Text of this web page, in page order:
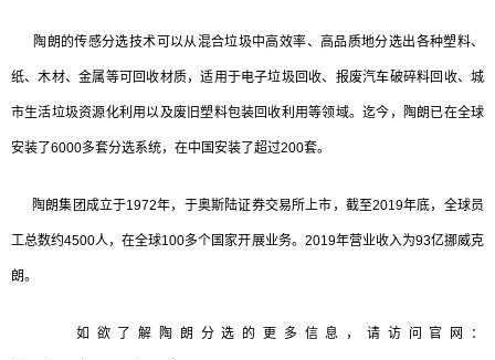
陶朗的传感分选技术可以从混合垃圾中高效率、高品质地分选出各种塑料、
纸、木材、金属等可回收材质，适用于电子垃圾回收、报废汽车破碎料回收、城
市生活垃圾资源化利用以及废旧塑料包装回收利用等领域。迄今，陶朗已在全球
安装了6000多套分选系统，在中国安装了超过200套。
陶朗集团成立于1972年，于奥斯陆证券交易所上市，截至2019年底，全球员
工总数约4500人，在全球100多个国家开展业务。2019年营业收入为93亿挪威克
朗。
如欲了解陶朗分选的更多信息，请访问官网：